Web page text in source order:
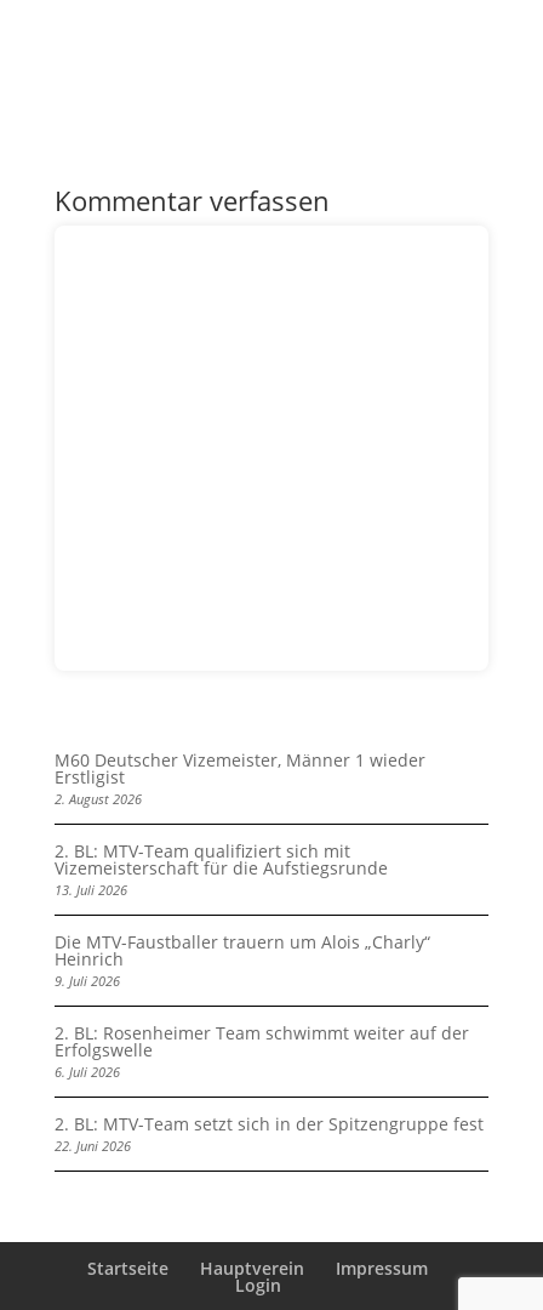
Kommentar verfassen
M60 Deutscher Vizemeister, Männer 1 wieder
Erstligist
2. August 2026
2. BL: MTV-Team qualifiziert sich mit
Vizemeisterschaft für die Aufstiegsrunde
13. Juli 2026
Die MTV-Faustballer trauern um Alois „Charly“
Heinrich
9. Juli 2026
2. BL: Rosenheimer Team schwimmt weiter auf der
Erfolgswelle
6. Juli 2026
2. BL: MTV-Team setzt sich in der Spitzengruppe fest
22. Juni 2026
Startseite Hauptverein Impressum
Login